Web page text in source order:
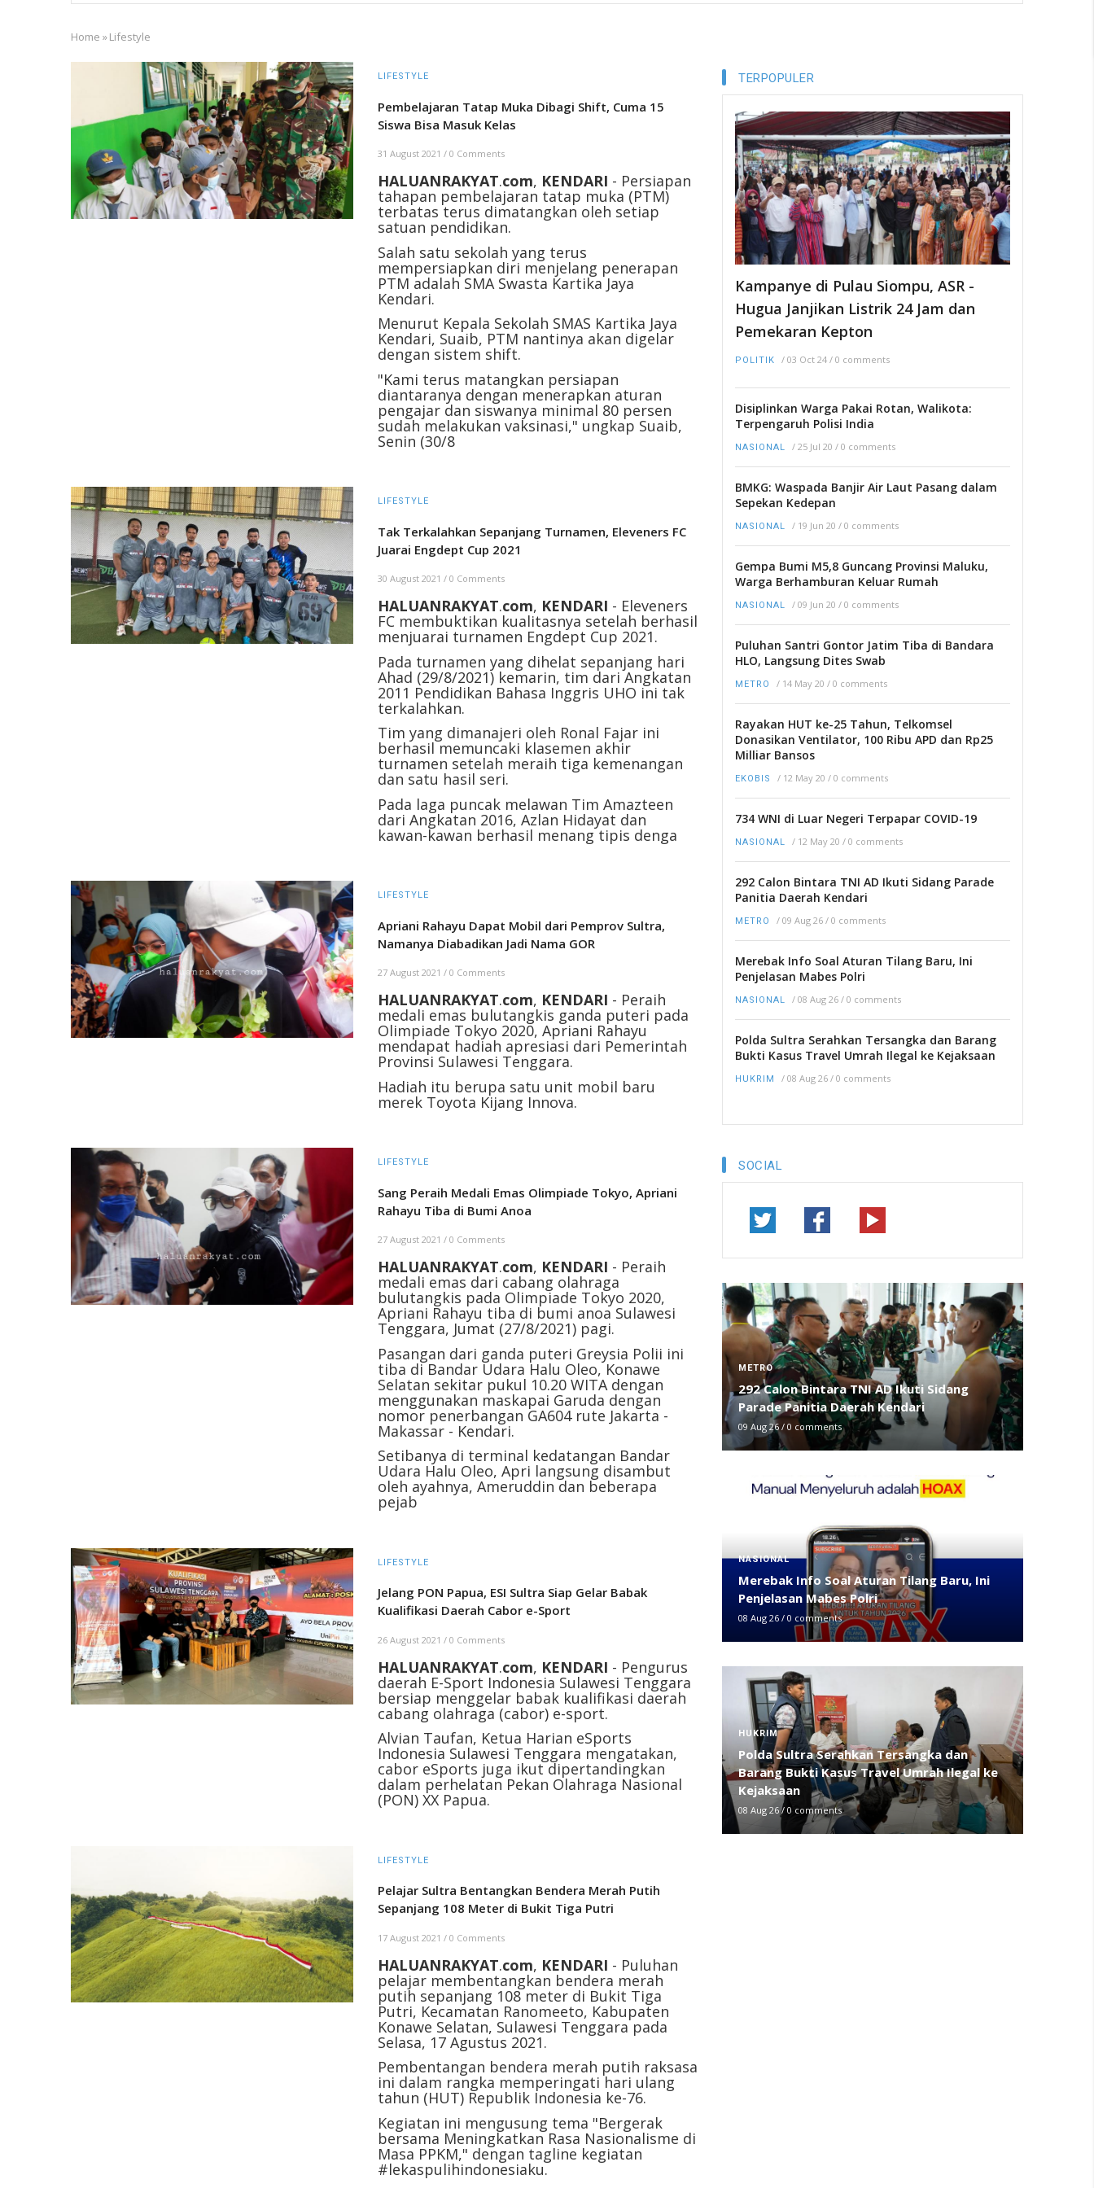
Breadcrumb
Home »Lifestyle
LIFESTYLE
Pembelajaran Tatap Muka Dibagi Shift, Cuma 15
Siswa Bisa Masuk Kelas
31 August 2021 / 0 Comments
HALUANRAKYAT.com, KENDARI - Persiapan
tahapan pembelajaran tatap muka (PTM)
terbatas terus dimatangkan oleh setiap
satuan pendidikan.
Salah satu sekolah yang terus
mempersiapkan diri menjelang penerapan
PTM adalah SMA Swasta Kartika Jaya
Kendari.
Menurut Kepala Sekolah SMAS Kartika Jaya
Kendari, Suaib, PTM nantinya akan digelar
dengan sistem shift.
"Kami terus matangkan persiapan
diantaranya dengan menerapkan aturan
pengajar dan siswanya minimal 80 persen
sudah melakukan vaksinasi," ungkap Suaib,
Senin (30/8
LIFESTYLE
Tak Terkalahkan Sepanjang Turnamen, Eleveners FC
Juarai Engdept Cup 2021
30 August 2021 / 0 Comments
HALUANRAKYAT.com, KENDARI - Eleveners
FC membuktikan kualitasnya setelah berhasil
menjuarai turnamen Engdept Cup 2021.
Pada turnamen yang dihelat sepanjang hari
Ahad (29/8/2021) kemarin, tim dari Angkatan
2011 Pendidikan Bahasa Inggris UHO ini tak
terkalahkan.
Tim yang dimanajeri oleh Ronal Fajar ini
berhasil memuncaki klasemen akhir
turnamen setelah meraih tiga kemenangan
dan satu hasil seri.
Pada laga puncak melawan Tim Amazteen
dari Angkatan 2016, Azlan Hidayat dan
kawan-kawan berhasil menang tipis denga
LIFESTYLE
Apriani Rahayu Dapat Mobil dari Pemprov Sultra,
Namanya Diabadikan Jadi Nama GOR
27 August 2021 / 0 Comments
HALUANRAKYAT.com, KENDARI - Peraih
medali emas bulutangkis ganda puteri pada
Olimpiade Tokyo 2020, Apriani Rahayu
mendapat hadiah apresiasi dari Pemerintah
Provinsi Sulawesi Tenggara.
Hadiah itu berupa satu unit mobil baru
merek Toyota Kijang Innova.
LIFESTYLE
Sang Peraih Medali Emas Olimpiade Tokyo, Apriani
Rahayu Tiba di Bumi Anoa
27 August 2021 / 0 Comments
HALUANRAKYAT.com, KENDARI - Peraih
medali emas dari cabang olahraga
bulutangkis pada Olimpiade Tokyo 2020,
Apriani Rahayu tiba di bumi anoa Sulawesi
Tenggara, Jumat (27/8/2021) pagi.
Pasangan dari ganda puteri Greysia Polii ini
tiba di Bandar Udara Halu Oleo, Konawe
Selatan sekitar pukul 10.20 WITA dengan
menggunakan maskapai Garuda dengan
nomor penerbangan GA604 rute Jakarta -
Makassar - Kendari.
Setibanya di terminal kedatangan Bandar
Udara Halu Oleo, Apri langsung disambut
oleh ayahnya, Ameruddin dan beberapa
pejab
LIFESTYLE
Jelang PON Papua, ESI Sultra Siap Gelar Babak
Kualifikasi Daerah Cabor e-Sport
26 August 2021 / 0 Comments
HALUANRAKYAT.com, KENDARI - Pengurus
daerah E-Sport Indonesia Sulawesi Tenggara
bersiap menggelar babak kualifikasi daerah
cabang olahraga (cabor) e-sport.
Alvian Taufan, Ketua Harian eSports
Indonesia Sulawesi Tenggara mengatakan,
cabor eSports juga ikut dipertandingkan
dalam perhelatan Pekan Olahraga Nasional
(PON) XX Papua.
LIFESTYLE
Pelajar Sultra Bentangkan Bendera Merah Putih
Sepanjang 108 Meter di Bukit Tiga Putri
17 August 2021 / 0 Comments
HALUANRAKYAT.com, KENDARI - Puluhan
pelajar membentangkan bendera merah
putih sepanjang 108 meter di Bukit Tiga
Putri, Kecamatan Ranomeeto, Kabupaten
Konawe Selatan, Sulawesi Tenggara pada
Selasa, 17 Agustus 2021.
Pembentangan bendera merah putih raksasa
ini dalam rangka memperingati hari ulang
tahun (HUT) Republik Indonesia ke-76.
Kegiatan ini mengusung tema "Bergerak
bersama Meningkatkan Rasa Nasionalisme di
Masa PPKM," dengan tagline kegiatan
#lekaspulihindonesiaku.
TERPOPULER
Kampanye di Pulau Siompu, ASR -
Hugua Janjikan Listrik 24 Jam dan
Pemekaran Kepton
POLITIK / 03 Oct 24 / 0 comments
Disiplinkan Warga Pakai Rotan, Walikota:
Terpengaruh Polisi India
NASIONAL / 25 Jul 20 / 0 comments
BMKG: Waspada Banjir Air Laut Pasang dalam
Sepekan Kedepan
NASIONAL / 19 Jun 20 / 0 comments
Gempa Bumi M5,8 Guncang Provinsi Maluku,
Warga Berhamburan Keluar Rumah
NASIONAL / 09 Jun 20 / 0 comments
Puluhan Santri Gontor Jatim Tiba di Bandara
HLO, Langsung Dites Swab
METRO / 14 May 20 / 0 comments
Rayakan HUT ke-25 Tahun, Telkomsel
Donasikan Ventilator, 100 Ribu APD dan Rp25
Milliar Bansos
EKOBIS / 12 May 20 / 0 comments
734 WNI di Luar Negeri Terpapar COVID-19
NASIONAL / 12 May 20 / 0 comments
292 Calon Bintara TNI AD Ikuti Sidang Parade
Panitia Daerah Kendari
METRO / 09 Aug 26 / 0 comments
Merebak Info Soal Aturan Tilang Baru, Ini
Penjelasan Mabes Polri
NASIONAL / 08 Aug 26 / 0 comments
Polda Sultra Serahkan Tersangka dan Barang
Bukti Kasus Travel Umrah Ilegal ke Kejaksaan
HUKRIM / 08 Aug 26 / 0 comments
SOCIAL
METRO
292 Calon Bintara TNI AD Ikuti Sidang
Parade Panitia Daerah Kendari
09 Aug 26 / 0 comments
NASIONAL
Merebak Info Soal Aturan Tilang Baru, Ini
Penjelasan Mabes Polri
08 Aug 26 / 0 comments
HUKRIM
Polda Sultra Serahkan Tersangka dan
Barang Bukti Kasus Travel Umrah Ilegal ke
Kejaksaan
08 Aug 26/ 0 comments